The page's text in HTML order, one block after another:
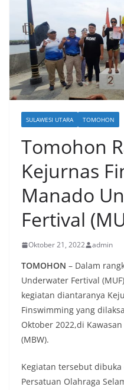
SULAWESI UTARA TOMOHON
Tomohon
Kejurnas
Manado
Fertival
Oktober 21, 2022 admin
TOMOHON – Dalam
Underwater Fertival
kegiatan diantaranya
Finswimming yang
Oktober 2022,di
(MBW).
Kegiatan tersebut
Persatuan Olahraga